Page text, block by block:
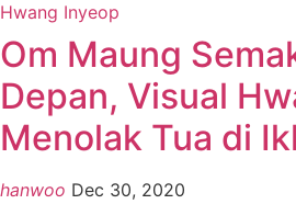
Hwang Inyeop
Om Maung
Depan, Visual
Menolak Tua di
hanwoo Dec 30, 2020